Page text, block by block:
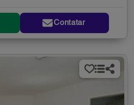
Contatar